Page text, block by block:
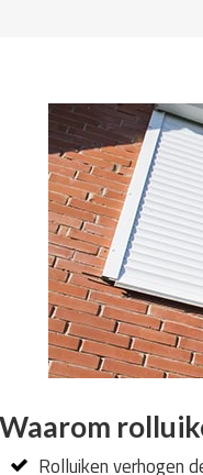
Waarom
Rolluiken verhogen